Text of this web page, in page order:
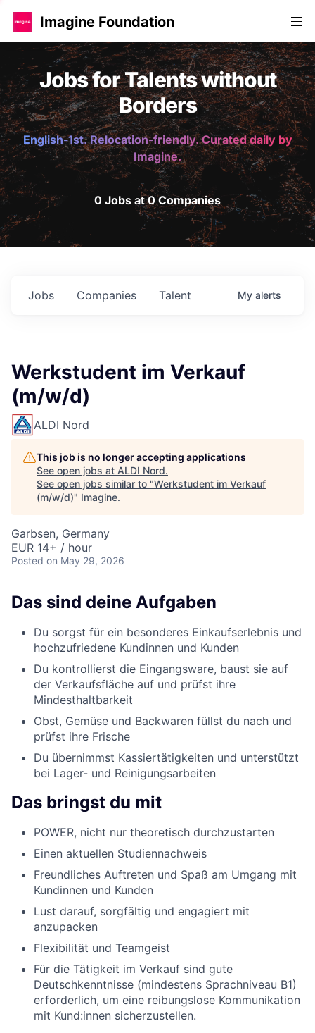
Imagine Foundation
Jobs for Talents without
Borders
English-1st. Relocation-friendly. Curated daily by
Imagine.
0 Jobs at 0 Companies
Jobs Companies Talent My alerts
Werkstudent im Verkauf
(m/w/d)
ALDI Nord
This job is no longer accepting applications
See open jobs at ALDI Nord.
See open jobs similar to "Werkstudent im Verkauf
(m/w/d)" Imagine.
Garbsen, Germany
EUR 14+ / hour
Posted on May 29, 2026
Das sind deine Aufgaben
Du sorgst für ein besonderes Einkaufserlebnis und
hochzufriedene Kundinnen und Kunden
Du kontrollierst die Eingangsware, baust sie auf
der Verkaufsfläche auf und prüfst ihre
Mindesthaltbarkeit
Obst, Gemüse und Backwaren füllst du nach und
prüfst ihre Frische
Du übernimmst Kassiertätigkeiten und unterstützt
bei Lager- und Reinigungsarbeiten
Das bringst du mit
POWER, nicht nur theoretisch durchzustarten
Einen aktuellen Studiennachweis
Freundliches Auftreten und Spaß am Umgang mit
Kundinnen und Kunden
Lust darauf, sorgfältig und engagiert mit
anzupacken
Flexibilität und Teamgeist
Für die Tätigkeit im Verkauf sind gute
Deutschkenntnisse (mindestens Sprachniveau B1)
erforderlich, um eine reibungslose Kommunikation
mit Kund:innen sicherzustellen.